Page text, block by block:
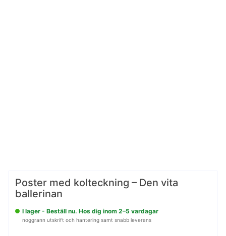
Poster med kolteckning – Den vita
ballerinan
I lager - Beställ nu. Hos dig inom 2–5 vardagar
noggrann utskrift och hantering samt snabb leverans